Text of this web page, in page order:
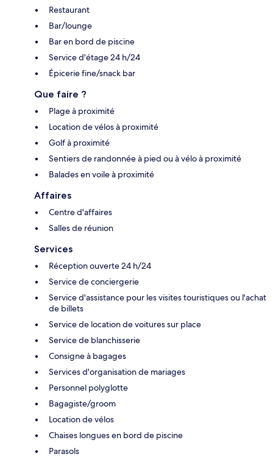
Restaurant
Bar/lounge
Bar en bord de piscine
Service d'étage 24 h/24
Épicerie fine/snack bar
Que faire ?
Plage à proximité
Location de vélos à proximité
Golf à proximité
Sentiers de randonnée à pied ou à vélo à proximité
Balades en voile à proximité
Affaires
Centre d'affaires
Salles de réunion
Services
Réception ouverte 24 h/24
Service de conciergerie
Service d'assistance pour les visites touristiques ou l'achat
de billets
Service de location de voitures sur place
Service de blanchisserie
Consigne à bagages
Services d'organisation de mariages
Personnel polyglotte
Bagagiste/groom
Location de vélos
Chaises longues en bord de piscine
Parasols